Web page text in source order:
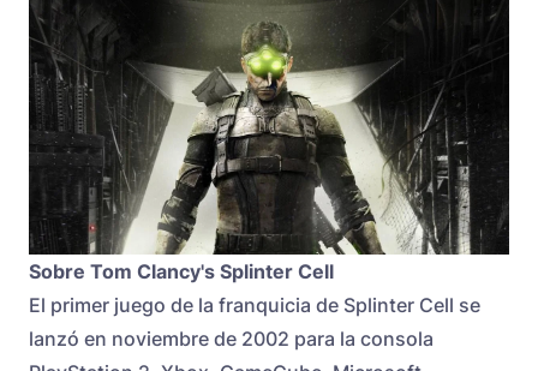
Sobre Tom Clancy's Splinter Cell
El primer juego de la franquicia de Splinter Cell se
lanzó en noviembre de 2002 para la consola